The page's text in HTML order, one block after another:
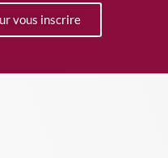
vous inscrire